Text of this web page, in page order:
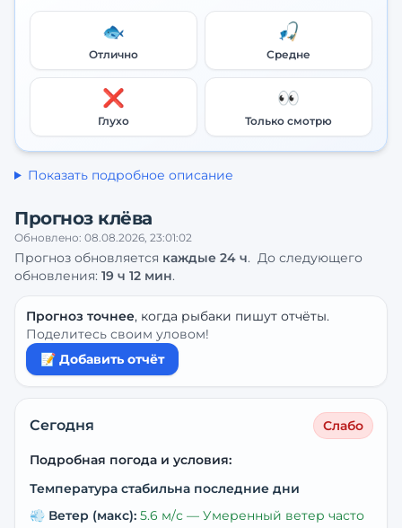
🐟
Отлично
🎣
Средне
❌
Глухо
👀
Только смотрю
Показать подробное описание
Прогноз клёва
Обновлено: 08.08.2026, 23:01:02
Прогноз обновляется каждые 24 ч. До следующего
обновления: 19 ч 12 мин.
Прогноз точнее, когда рыбаки пишут отчёты.
Поделитесь своим уловом!
📝 Добавить отчёт
Сегодня Слабо
Подробная погода и условия:
Температура стабильна последние дни
💨 Ветер (макс): 5.6 м/с — Умеренный ветер часто